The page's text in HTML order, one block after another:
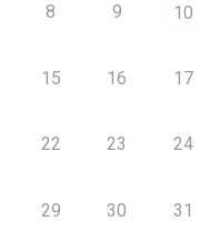
8 9 10
15 16 17
22 23 24
29 30 31